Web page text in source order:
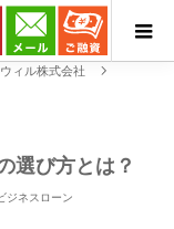
ィル株式会社
選び方とは？
ジネスローン